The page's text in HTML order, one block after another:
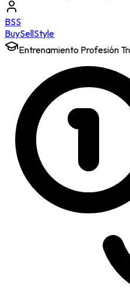
BSS
BuySellStyle
Entrenamiento Profesión